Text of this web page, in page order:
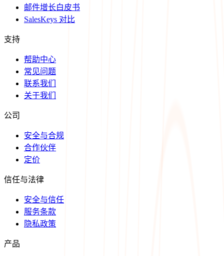
邮件增长白皮书
SalesKeys 对比
支持
帮助中心
常见问题
联系我们
关于我们
公司
安全与合规
合作伙伴
定价
信任与法律
安全与信任
服务条款
隐私政策
产品